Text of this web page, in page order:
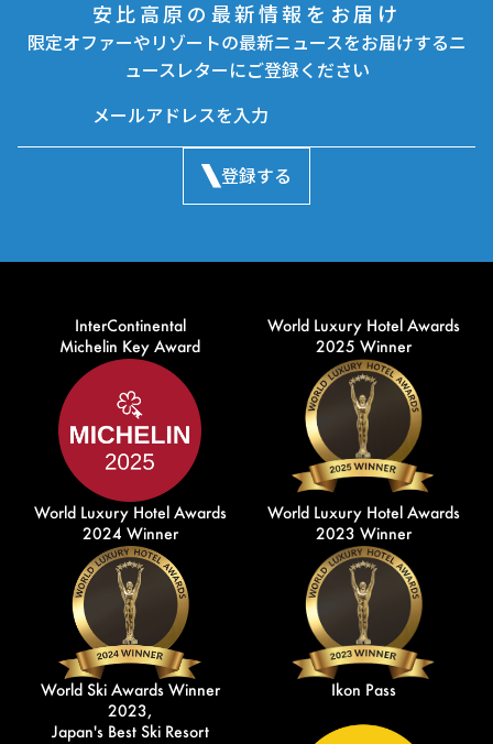
安比高原の最新情報をお届け
限定オファーやリゾートの最新ニュースをお届けするニ
ュースレターにご登録ください
登録する
InterContinental
Michelin Key Award
World Luxury Hotel Awards
2025 Winner
World Luxury Hotel Awards
2024 Winner
World Luxury Hotel Awards
2023 Winner
World Ski Awards Winner
2023,
Japan's Best Ski Resort
Ikon Pass